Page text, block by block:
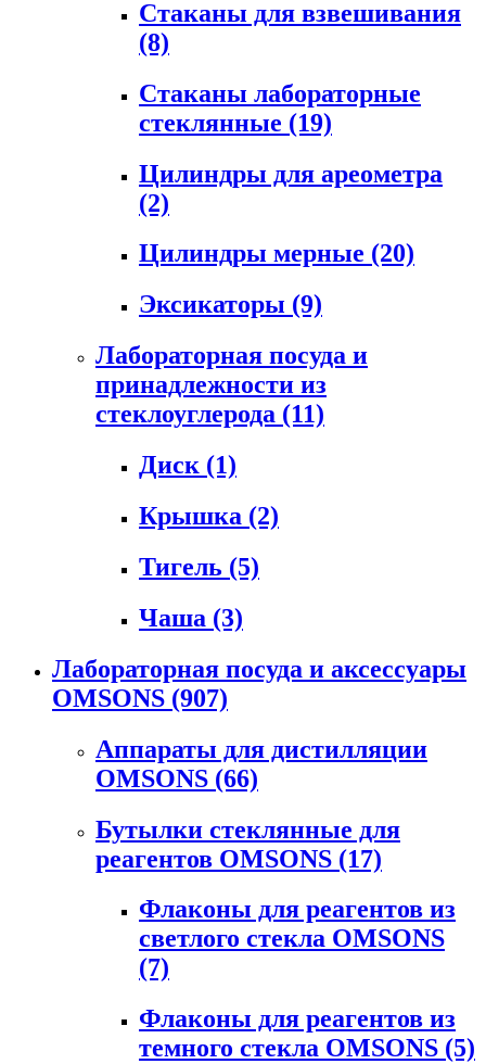
Стаканы для взвешивания
(8)
Стаканы лабораторные
стеклянные (19)
Цилиндры для ареометра
(2)
Цилиндры мерные (20)
Эксикаторы (9)
Лабораторная посуда и
принадлежности из
стеклоуглерода (11)
Диск (1)
Крышка (2)
Тигель (5)
Чаша (3)
Лабораторная посуда и аксессуары
OMSONS (907)
Аппараты для дистилляции
OMSONS (66)
Бутылки стеклянные для
реагентов OMSONS (17)
Флаконы для реагентов из
светлого стекла OMSONS
(7)
Флаконы для реагентов из
темного стекла OMSONS (5)